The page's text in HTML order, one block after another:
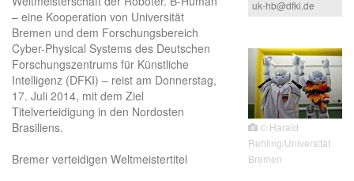
– eine Kooperation von Universität
Bremen und dem Forschungsbereich
Cyber-Physical Systems des Deutschen
Forschungszentrums für Künstliche
Intelligenz (DFKI) – reist am Donnerstag,
17. Juli 2014, mit dem Ziel
Titelverteidigung in den Nordosten
Brasiliens.
Bremer verteidigen Weltmeistertitel
uk-hb@dfki.de
© Harald
Rehling/Universität
Bremen